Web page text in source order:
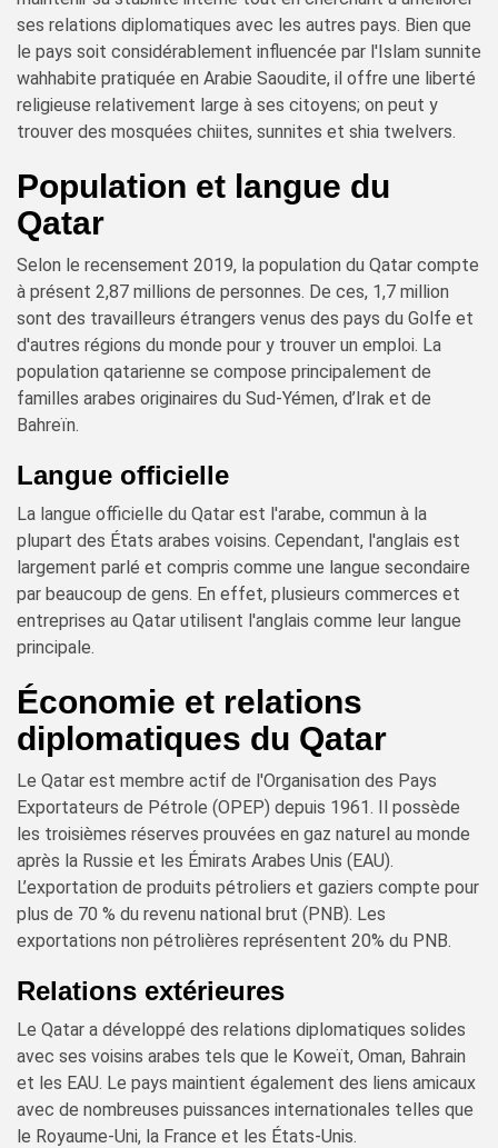
ses relations diplomatiques avec les autres pays. Bien que
le pays soit considérablement influencée par l'Islam sunnite
wahhabite pratiquée en Arabie Saoudite, il offre une liberté
religieuse relativement large à ses citoyens; on peut y
trouver des mosquées chiites, sunnites et shia twelvers.
Population et langue du
Qatar
Selon le recensement 2019, la population du Qatar compte
à présent 2,87 millions de personnes. De ces, 1,7 million
sont des travailleurs étrangers venus des pays du Golfe et
d'autres régions du monde pour y trouver un emploi. La
population qatarienne se compose principalement de
familles arabes originaires du Sud-Yémen, d’Irak et de
Bahreïn.
Langue officielle
La langue officielle du Qatar est l'arabe, commun à la
plupart des États arabes voisins. Cependant, l'anglais est
largement parlé et compris comme une langue secondaire
par beaucoup de gens. En effet, plusieurs commerces et
entreprises au Qatar utilisent l'anglais comme leur langue
principale.
Économie et relations
diplomatiques du Qatar
Le Qatar est membre actif de l'Organisation des Pays
Exportateurs de Pétrole (OPEP) depuis 1961. Il possède
les troisièmes réserves prouvées en gaz naturel au monde
après la Russie et les Émirats Arabes Unis (EAU).
L’exportation de produits pétroliers et gaziers compte pour
plus de 70 % du revenu national brut (PNB). Les
exportations non pétrolières représentent 20% du PNB.
Relations extérieures
Le Qatar a développé des relations diplomatiques solides
avec ses voisins arabes tels que le Koweït, Oman, Bahrain
et les EAU. Le pays maintient également des liens amicaux
avec de nombreuses puissances internationales telles que
le Royaume-Uni, la France et les États-Unis.